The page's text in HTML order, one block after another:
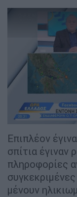
Επιπλέον
σπίτια έγιναν
πληροφορίες
συγκεκριμένες
μένουν